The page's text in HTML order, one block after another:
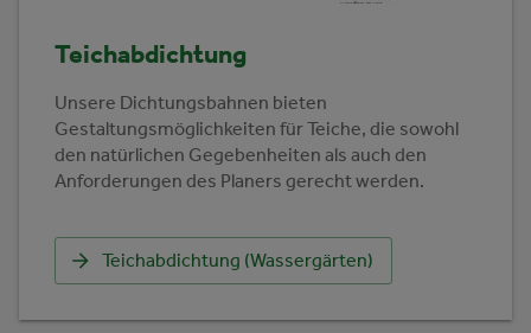
Teichabdichtung
Unsere Dichtungsbahnen bieten
Gestaltungsmöglichkeiten für Teiche, die sowohl
den natürlichen Gegebenheiten als auch den
Anforderungen des Planers gerecht werden.
Teichabdichtung (Wassergärten)